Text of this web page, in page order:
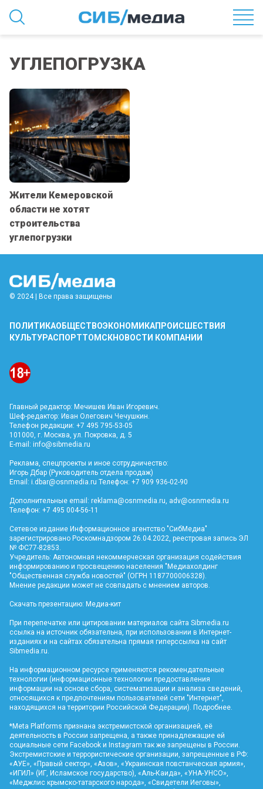
УГЛЕПОГРУЗКА
Жители Кемеровской
области не хотят
строительства
углепогрузки
© 2024 | Все права защищены
ПОЛИТИКАОБЩЕСТВОЭКОНОМИКАПРОИСШЕСТВИЯ
КУЛЬТУРАСПОРТТОМСКНОВОСТИ КОМПАНИИ
Главный редактор: Мечишев Иван Игоревич.
Шеф-редактор: Иван Олегович Чечушкин.
Телефон редакции: +7 495 795-53-05
101000, г. Москва, ул. Покровка, д. 5
E-mail: info@sibmedia.ru
Реклама, спецпроекты и иное сотрудничество:
Игорь Дбар (Руководитель отдела продаж)
Email: i.dbar@osnmedia.ru Телефон: +7 909 936-02-90
Дополнительные email: reklama@osnmedia.ru adv@osnmedia.ru
Телефон: +7 495 004-56-11
Сетевое издание Информационное агентство "СибМедиа"
зарегистрировано Роскомнадзором 26.04.2022, реестровая запись ЭЛ
№ ФС77-82853.
Учредитель: Автономная некоммерческая организация содействия
информированию и просвещению населения "Медиахолдинг
"Общественная служба новостей" (ОГРН 1187700006328).
Мнение редакции может не совпадать с мнением авторов.
Скачать презентацию: Медиа-кит
При перепечатке или цитировании материалов сайта Sibmedia.ru
ссылка на источник обязательна, при использовании в Интернет-
изданиях и на сайтах обязательна прямая гиперссылка на сайт
Sibmedia.ru
На информационном ресурсе применяются рекомендательные
технологии (информационные технологии предоставления
информации на основе сбора, систематизации и анализа сведений,
относящихся к предпочтениям пользователей сети "Интернет",
находящихся на территории Российской Федерации). Подробнее
*Meta Platforms признана экстремистской организацией, её
деятельность в России запрещена, а также принадлежащие ей
социальные сети Facebook и Instagram так же запрещены в России.
Экстремистские и террористические организации, запрещенные в РФ:
«АУЕ», «Правый сектор», «Азов», «Украинская повстанческая армия»,
«ИГИЛ» (ИГ, Исламское государство), «Аль-Каида», «УНА-УНСО»,
«Меджлис крымско-татарского народа», «Свидетели Иеговы»,